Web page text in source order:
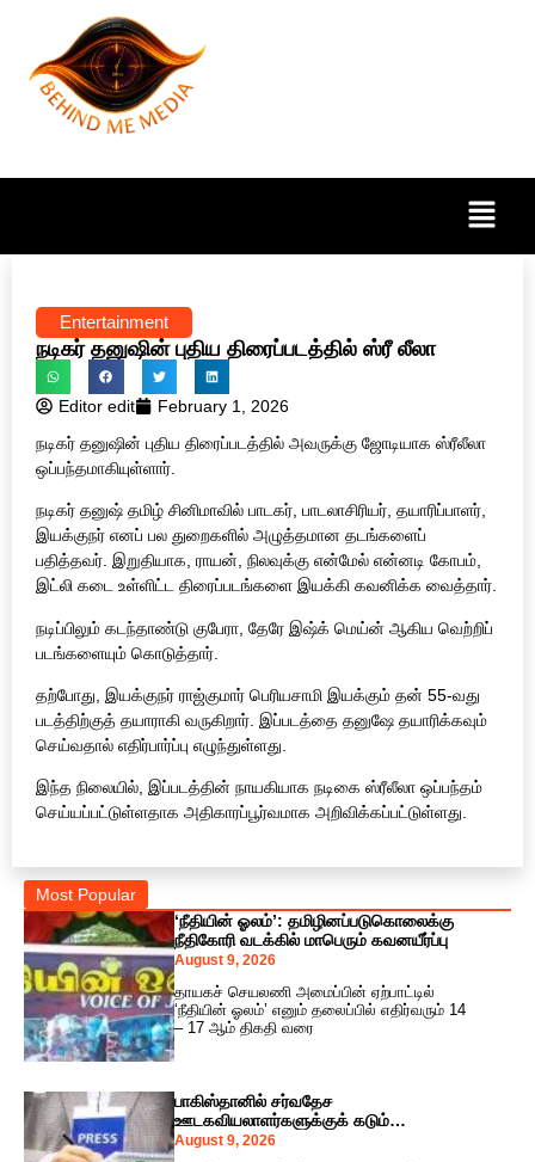
Entertainment
நடிகர் தனுஷின் புதிய திரைப்படத்தில் ஸ்ரீ லீலா
Editor edit
February 1, 2026
நடிகர் தனுஷின் புதிய திரைப்படத்தில் அவருக்கு ஜோடியாக ஸ்ரீலீலா
ஒப்பந்தமாகியுள்ளார்.
நடிகர் தனுஷ் தமிழ் சினிமாவில் பாடகர், பாடலாசிரியர், தயாரிப்பாளர்,
இயக்குநர் எனப் பல துறைகளில் அழுத்தமான தடங்களைப்
பதித்தவர். இறுதியாக, ராயன், நிலவுக்கு என்மேல் என்னடி கோபம்,
இட்லி கடை உள்ளிட்ட திரைப்படங்களை இயக்கி கவனிக்க வைத்தார்.
நடிப்பிலும் கடந்தாண்டு குபேரா, தேரே இஷ்க் மெய்ன் ஆகிய வெற்றிப்
படங்களையும் கொடுத்தார்.
தற்போது, இயக்குநர் ராஜ்குமார் பெரியசாமி இயக்கும் தன் 55-வது
படத்திற்குத் தயாராகி வருகிறார். இப்படத்தை தனுஷே தயாரிக்கவும்
செய்வதால் எதிர்பார்ப்பு எழுந்துள்ளது.
இந்த நிலையில், இப்படத்தின் நாயகியாக நடிகை ஸ்ரீலீலா ஒப்பந்தம்
செய்யப்பட்டுள்ளதாக அதிகாரப்பூர்வமாக அறிவிக்கப்பட்டுள்ளது.
Most Popular
‘நீதியின் ஓலம்’: தமிழினப்படுகொலைக்கு
நீதிகோரி வடக்கில் மாபெரும் கவனயீர்ப்பு
August 9, 2026
தாயகச் செயலணி அமைப்பின் ஏற்பாட்டில்
‘நீதியின் ஓலம்’ எனும் தலைப்பில் எதிர்வரும் 14
– 17 ஆம் திகதி வரை
பாகிஸ்தானில் சர்வதேச
ஊடகவியலாளர்களுக்குக் கடும்
கட்டுப்பாடுகள்
August 9, 2026